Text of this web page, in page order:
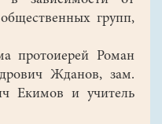
групп,
протоиерей Роман
Жданов, зам.
Екимов и учитель